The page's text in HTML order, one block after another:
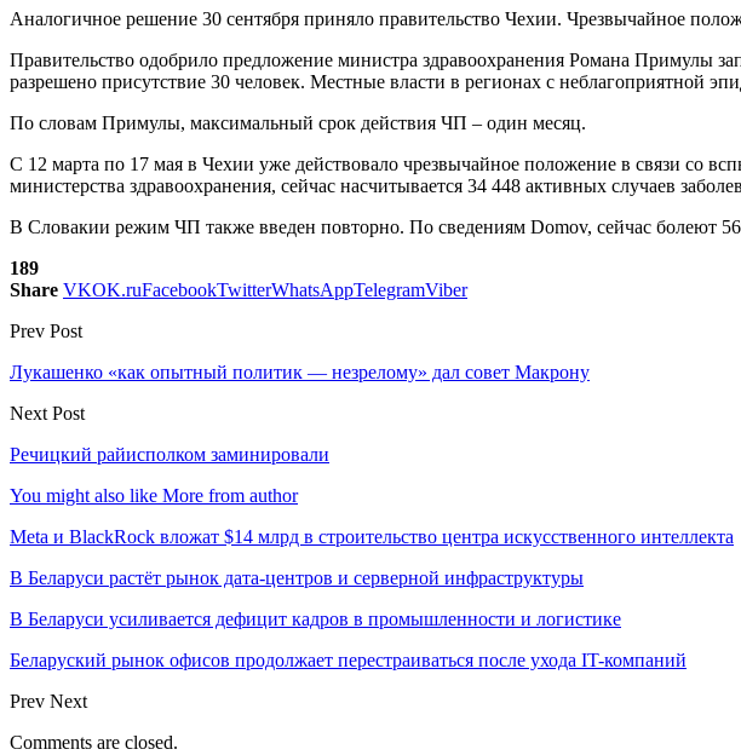
Аналогичное решение 30 сентября приняло правительство Чехии. Чрезвычайное
Правительство одобрило предложение министра здравоохранения Романа Примулы
разрешено присутствие 30 человек. Местные власти в регионах с неблагоприятной
По словам Примулы, максимальный срок действия ЧП – один месяц.
С 12 марта по 17 мая в Чехии уже действовало чрезвычайное положение в связи со
министерства здравоохранения, сейчас насчитывается 34 448 активных случаев
В Словакии режим ЧП также введен повторно. По сведениям Domov, сейчас болеют
189
Share VKOK.ruFacebookTwitterWhatsAppTelegramViber
Prev Post
Лукашенко «как опытный политик — незрелому» дал совет Макрону
Next Post
Речицкий райисполком заминировали
You might also like More from author
Meta и BlackRock вложат $14 млрд в строительство центра искусственного интеллекта
В Беларуси растёт рынок дата-центров и серверной инфраструктуры
В Беларуси усиливается дефицит кадров в промышленности и логистике
Беларуский рынок офисов продолжает перестраиваться после ухода IT-компаний
Prev Next
Comments are closed.